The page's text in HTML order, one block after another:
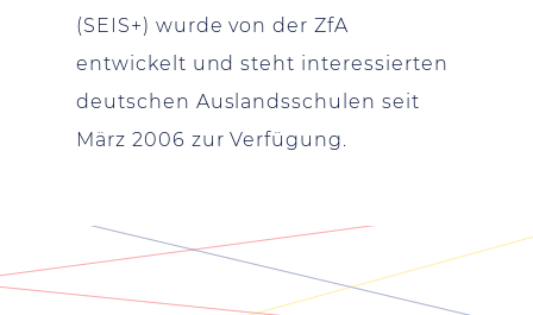
(SEIS+) wurde von der ZfA
entwickelt und steht interessierten
deutschen Auslandsschulen seit
März 2006 zur Verfügung.